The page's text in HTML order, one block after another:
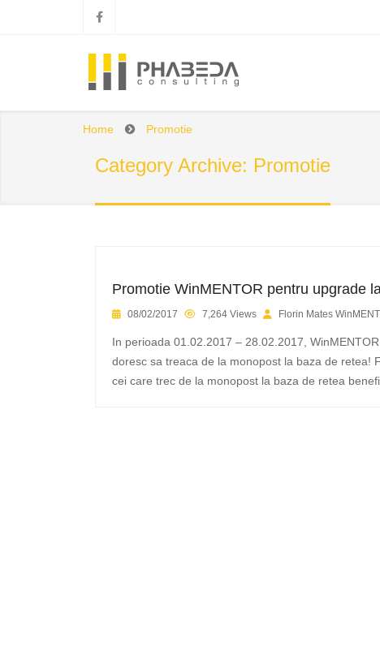
Category Archive: Promotie
Home Promotie
Promotie WinMENTOR pentru upgrade
08/02/2017 7,264 Views Florin Mates
In perioada 01.02.2017 – 28.02.2017,
doresc sa treaca de la monopost la baza de retea!
cei care trec de la monopost la baza de retea